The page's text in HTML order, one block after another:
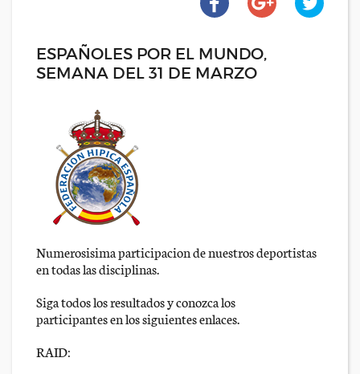
ESPAÑOLES POR EL MUNDO,
SEMANA DEL 31 DE MARZO
Numerosisima participacion de nuestros deportistas
en todas las disciplinas.
Siga todos los resultados y conozca los
participantes en los siguientes enlaces.
RAID: